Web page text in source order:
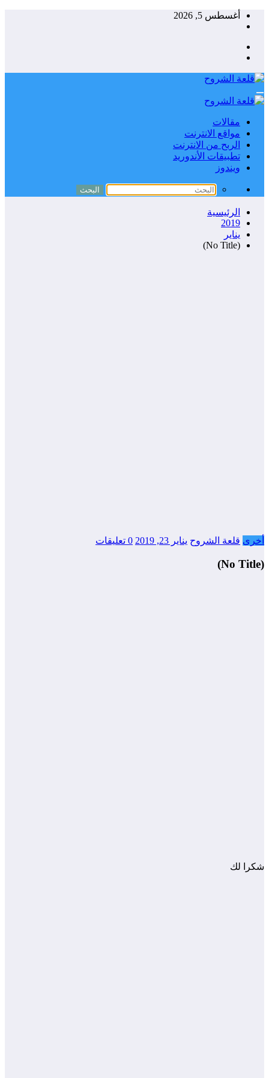
التجاوزأغسطس 5, 2026
مقالات
مواقع الانترنت
الربح من الانترنت
تطبيقات الأندوريد
ويندوز
الرئيسية
2019
يناير
(No Title)
أخرى قلعة الشروح يناير 23, 2019 0 تعليقات
(No Title)
شكرا لك